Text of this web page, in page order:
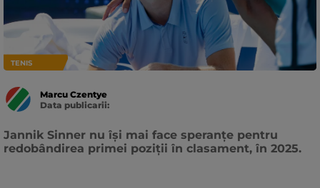
TENIS
Marcu Czentye
Data publicarii:
Jannik Sinner nu își mai face speranțe pentru
redobândirea primei poziții în clasament, în 2025.